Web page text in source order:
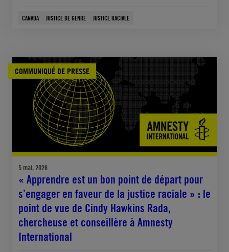
CANADA JUSTICE DE GENRE JUSTICE RACIALE
COMMUNIQUÉ DE PRESSE
5 mai, 2026
« Apprendre est un bon point de départ pour
s’engager en faveur de la justice raciale » : le
point de vue de Cindy Hawkins Rada,
chercheuse et conseillère à Amnesty
International